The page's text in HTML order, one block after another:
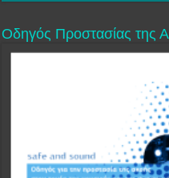
Οδηγός Προστασίας της